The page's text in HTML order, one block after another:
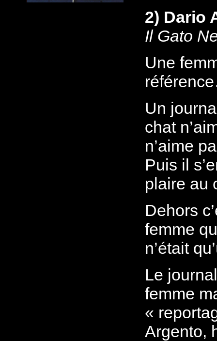
2) Dario
Il Gato
Une
Un
chat
n’aime
Puis il
plaire au
Dehors
femme
n’était
Le
femme
«
Argento,